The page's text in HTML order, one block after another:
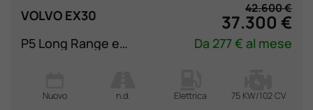
VOLVO EX30 42.600 €
37.300 €
P5 Long Range electric Plus rwd Da 277 € al mese
Nuovo n.d. Elettrica 75 KW/102 CV